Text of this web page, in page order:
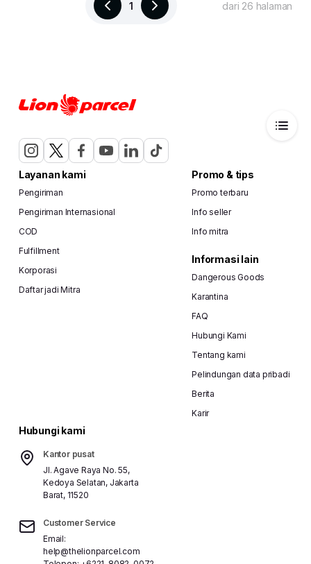
1 dari 26 halaman
Layanan kami
Pengiriman
Pengiriman Internasional
COD
Fulfillment
Korporasi
Daftar jadi Mitra
Promo & tips
Promo terbaru
Info seller
Info mitra
Informasi lain
Dangerous Goods
Karantina
FAQ
Hubungi Kami
Tentang kami
Pelindungan data pribadi
Berita
Karir
Hubungi kami
Kantor pusat
Jl. Agave Raya No. 55,
Kedoya Selatan, Jakarta
Barat, 11520
Customer Service
Email:
help@thelionparcel.com